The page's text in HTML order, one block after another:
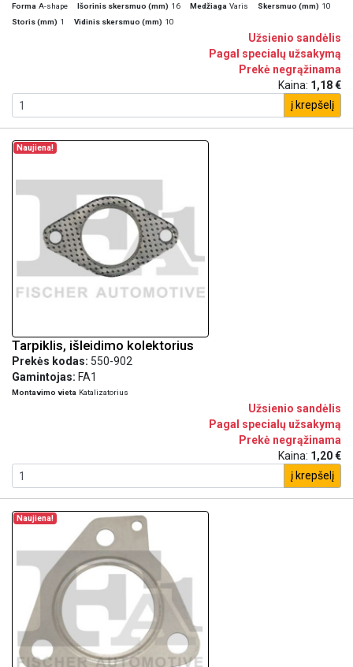
Forma A-shape Išorinis skersmuo (mm) 16 Medžiaga Varis Skersmuo (mm) 10
Storis (mm) 1 Vidinis skersmuo (mm) 10
Užsienio sandėlis
Pagal specialų užsakymą
Prekė negrąžinama
Kaina: 1,18 €
į krepšelį
Naujiena!
Tarpiklis, išleidimo kolektorius
Prekės kodas: 550-902
Gamintojas: FA1
Montavimo vieta Katalizatorius
Užsienio sandėlis
Pagal specialų užsakymą
Prekė negrąžinama
Kaina: 1,20 €
į krepšelį
Naujiena!